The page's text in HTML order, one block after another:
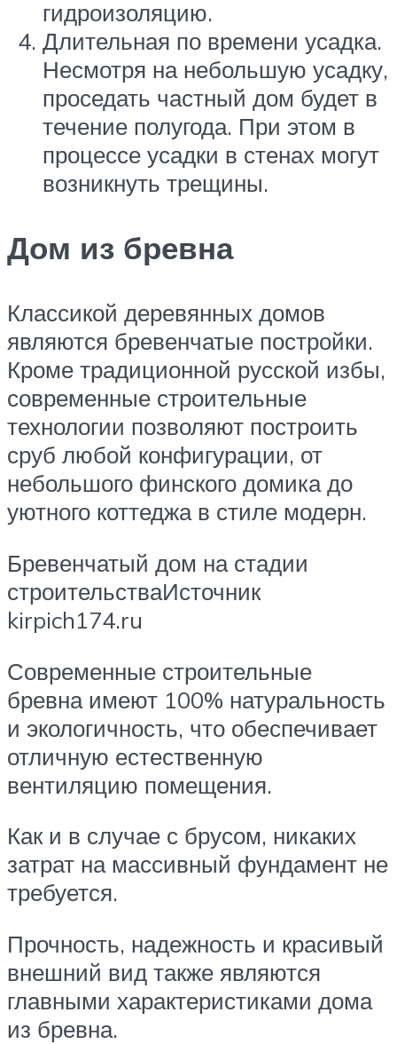
гидроизоляцию.
Длительная по времени усадка.
Несмотря на небольшую усадку,
проседать частный дом будет в
течение полугода. При этом в
процессе усадки в стенах могут
возникнуть трещины.
Дом из бревна
Классикой деревянных домов
являются бревенчатые постройки.
Кроме традиционной русской избы,
современные строительные
технологии позволяют построить
сруб любой конфигурации, от
небольшого финского домика до
уютного коттеджа в стиле модерн.
Бревенчатый дом на стадии
строительстваИсточник
kirpich174.ru
Современные строительные
бревна имеют 100% натуральность
и экологичность, что обеспечивает
отличную естественную
вентиляцию помещения.
Как и в случае с брусом, никаких
затрат на массивный фундамент не
требуется.
Прочность, надежность и красивый
внешний вид также являются
главными характеристиками дома
из бревна.